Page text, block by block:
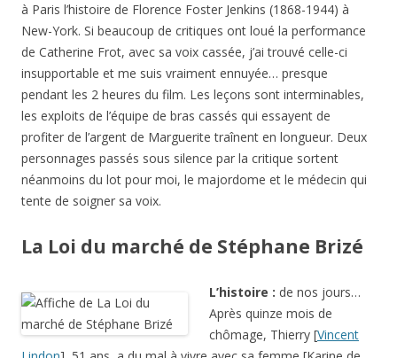
à Paris l’histoire de Florence Foster Jenkins (1868-1944) à
New-York. Si beaucoup de critiques ont loué la performance
de Catherine Frot, avec sa voix cassée, j’ai trouvé celle-ci
insupportable et me suis vraiment ennuyée… presque
pendant les 2 heures du film. Les leçons sont interminables,
les exploits de l’équipe de bras cassés qui essayent de
profiter de l’argent de Marguerite traînent en longueur. Deux
personnages passés sous silence par la critique sortent
néanmoins du lot pour moi, le majordome et le médecin qui
tente de soigner sa voix.
La Loi du marché de Stéphane Brizé
L’histoire : de nos jours…
Après quinze mois de
chômage, Thierry [Vincent